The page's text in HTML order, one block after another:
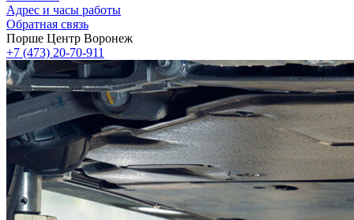
Адрес и часы работы
Обратная связь
Порше Центр Воронеж
+7 (473) 20-70-911